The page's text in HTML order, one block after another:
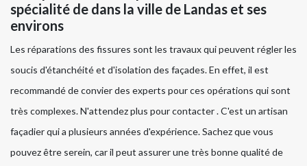
spécialité de dans la ville de Landas et ses
environs
Les réparations des fissures sont les travaux qui peuvent régler les
soucis d'étanchéité et d'isolation des façades. En effet, il est
recommandé de convier des experts pour ces opérations qui sont
très complexes. N'attendez plus pour contacter . C'est un artisan
façadier qui a plusieurs années d'expérience. Sachez que vous
pouvez être serein, car il peut assurer une très bonne qualité de